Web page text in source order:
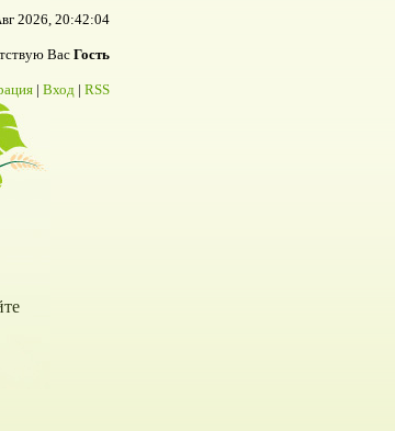
2026, 20:42:04
ВасГость
| Вход | RSS